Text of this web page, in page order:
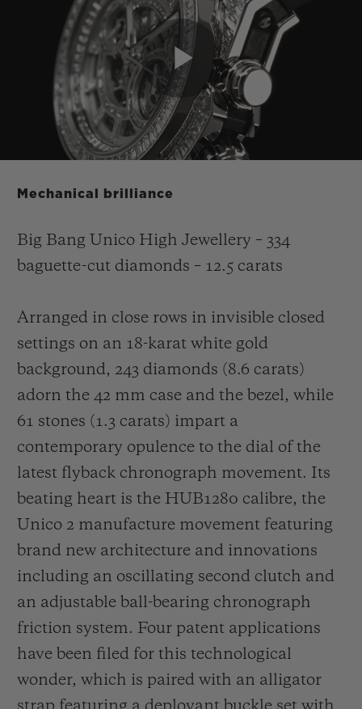
Play
Mechanical brilliance
Big Bang Unico High Jewellery – 334
baguette-cut diamonds – 12.5 carats
Arranged in close rows in invisible closed
settings on an 18-karat white gold
background, 243 diamonds (8.6 carats)
adorn the 42 mm case and the bezel, while
61 stones (1.3 carats) impart a
contemporary opulence to the dial of the
latest flyback chronograph movement. Its
beating heart is the HUB1280 calibre, the
Unico 2 manufacture movement featuring
brand new architecture and innovations
including an oscillating second clutch and
an adjustable ball-bearing chronograph
friction system. Four patent applications
have been filed for this technological
wonder, which is paired with an alligator